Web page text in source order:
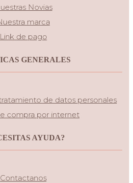
Novias
marca
Link de pago
GENERALES
de datos personales
compra por internet
AYUDA?
Contactanos